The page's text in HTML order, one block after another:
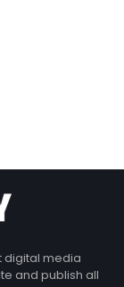
digital media
and publish all